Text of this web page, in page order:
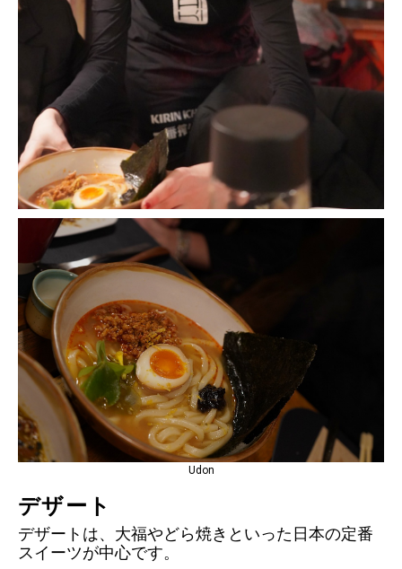
Udon
デザート
デザートは、大福やどら焼きといった日本の定番
スイーツが中心です。